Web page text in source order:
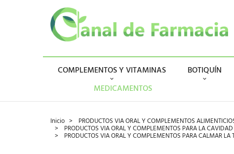
COMPLEMENTOS Y VITAMINAS BOTIQUÍN
MEDICAMENTOS
Inicio PRODUCTOS VIA ORAL Y COMPLEMENTOS
PRODUCTOS VIA ORAL Y COMPLEMENTOS PARA LA
PRODUCTOS VIA ORAL Y COMPLEMENTOS PARA CALMAR LA